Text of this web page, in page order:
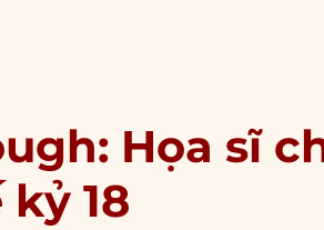
Họa sĩ
18